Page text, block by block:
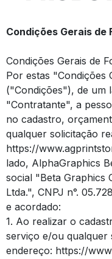
Condições Gerais de
Condições Gerais de
Por estas "Condições
("Condições"), de um
"Contratante", a
no cadastro,
qualquer solicitação
https://
lado, AlphaGraphics
social "Beta Graphics
Ltda.", CNPJ n°.
e acordado:
1. Ao realizar o
serviço e/ou qualquer
endereço: https://